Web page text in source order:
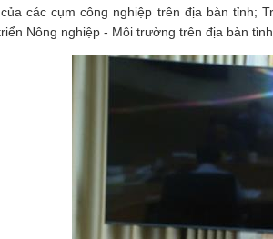
các cụm công nghiệp trên địa bàn tỉnh;
Nông nghiệp - Môi trường trên địa bàn